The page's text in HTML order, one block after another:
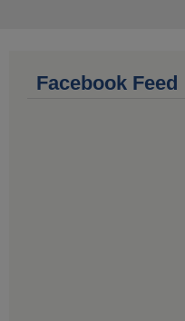
Facebook Feed